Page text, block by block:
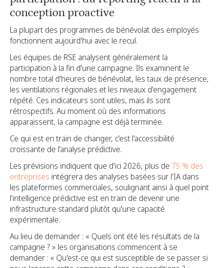
conception proactive
La plupart des programmes de bénévolat des employés
fonctionnent aujourd'hui avec le recul.
Les équipes de RSE analysent généralement la
participation à la fin d'une campagne. Ils examinent le
nombre total d'heures de bénévolat, les taux de présence,
les ventilations régionales et les niveaux d'engagement
répété. Ces indicateurs sont utiles, mais ils sont
rétrospectifs. Au moment où des informations
apparaissent, la campagne est déjà terminée.
Ce qui est en train de changer, c'est l'accessibilité
croissante de l'analyse prédictive.
Les prévisions indiquent que d'ici 2026, plus de 75 % des
entreprises intégrera des analyses basées sur l'IA dans
les plateformes commerciales, soulignant ainsi à quel point
l'intelligence prédictive est en train de devenir une
infrastructure standard plutôt qu'une capacité
expérimentale.
Au lieu de demander : « Quels ont été les résultats de la
campagne ? » les organisations commencent à se
demander : « Qu'est-ce qui est susceptible de se passer si